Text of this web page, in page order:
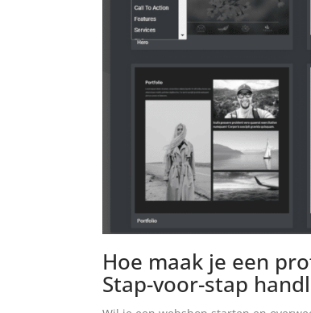
Hoe maak je een
Stap-voor-stap